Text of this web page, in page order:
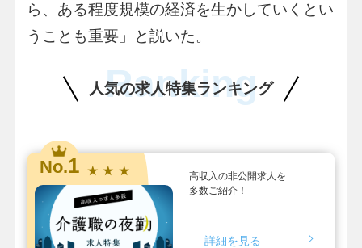
ら、ある程度規模の経済を生かしていくとい
うことも重要」と説いた。
人気の求人特集ランキング
Ranking
No.1 ★ ★ ★
高収入の非公開求人を
多数ご紹介！
詳細を見る